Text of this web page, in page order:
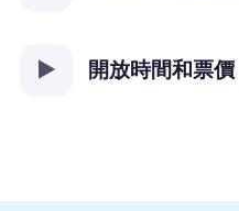
開放時間和票價